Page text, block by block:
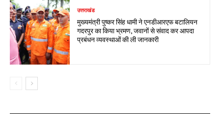
उत्तराखंड
मुख्यमंत्री पुष्कर सिंह धामी ने एनडीआरएफ बटालियन
गदरपुर का किया भ्रमण, जवानों से संवाद कर आपदा
प्रबंधन व्यवस्थाओं की ली जानकारी